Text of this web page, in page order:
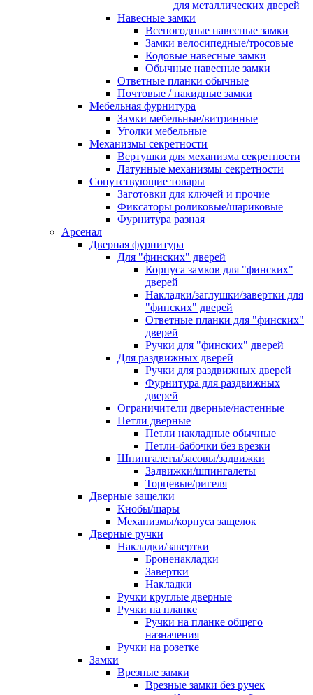
для металлических дверей
Навесные замки
Всепогодные навесные замки
Замки велосипедные/тросовые
Кодовые навесные замки
Обычные навесные замки
Ответные планки обычные
Почтовые / накидные замки
Мебельная фурнитура
Замки мебельные/витринные
Уголки мебельные
Механизмы секретности
Вертушки для механизма секретности
Латунные механизмы секретности
Сопутствующие товары
Заготовки для ключей и прочие
Фиксаторы роликовые/шариковые
Фурнитура разная
Арсенал
Дверная фурнитура
Для "финских" дверей
Корпуса замков для "финских"
дверей
Накладки/заглушки/завертки для
"финских" дверей
Ответные планки для "финских"
дверей
Ручки для "финских" дверей
Для раздвижных дверей
Ручки для раздвижных дверей
Фурнитура для раздвижных
дверей
Ограничители дверные/настенные
Петли дверные
Петли накладные обычные
Петли-бабочки без врезки
Шпингалеты/засовы/задвижки
Задвижки/шпингалеты
Торцевые/ригеля
Дверные защелки
Кнобы/шары
Механизмы/корпуса защелок
Дверные ручки
Накладки/завертки
Броненакладки
Завертки
Накладки
Ручки круглые дверные
Ручки на планке
Ручки на планке общего
назначения
Ручки на розетке
Замки
Врезные замки
Врезные замки без ручек